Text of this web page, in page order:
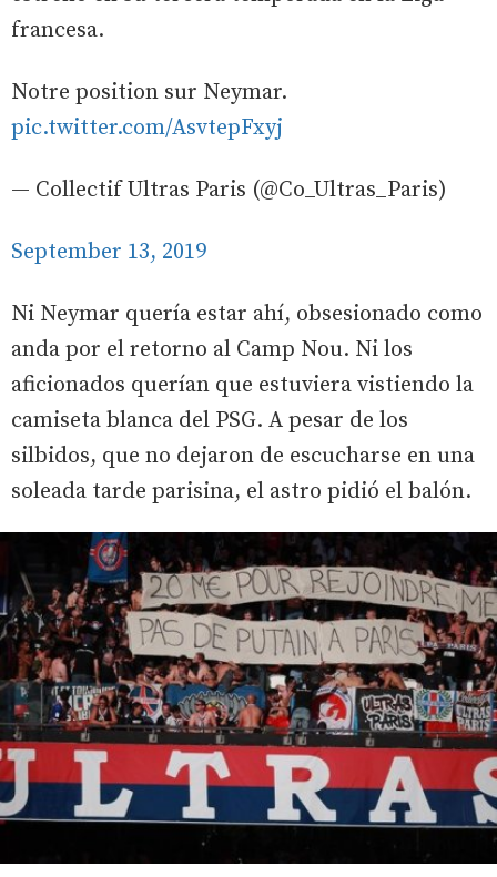
francesa.
Notre position sur Neymar.
pic.twitter.com/AsvtepFxyj
— Collectif Ultras Paris (@Co_Ultras_Paris)
September 13, 2019
Ni Neymar quería estar ahí, obsesionado como
anda por el retorno al Camp Nou. Ni los
aficionados querían que estuviera vistiendo la
camiseta blanca del PSG. A pesar de los
silbidos, que no dejaron de escucharse en una
soleada tarde parisina, el astro pidió el balón.